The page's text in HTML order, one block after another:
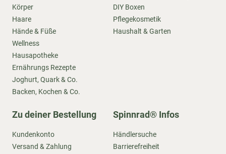
Körper
Haare
Hände & Füße
Wellness
Hausapotheke
Ernährungs Rezepte
Joghurt, Quark & Co.
Backen, Kochen & Co.
DIY Boxen
Pflegekosmetik
Haushalt & Garten
Zu deiner Bestellung
Kundenkonto
Versand & Zahlung
Spinnrad® Infos
Händlersuche
Barrierefreiheit